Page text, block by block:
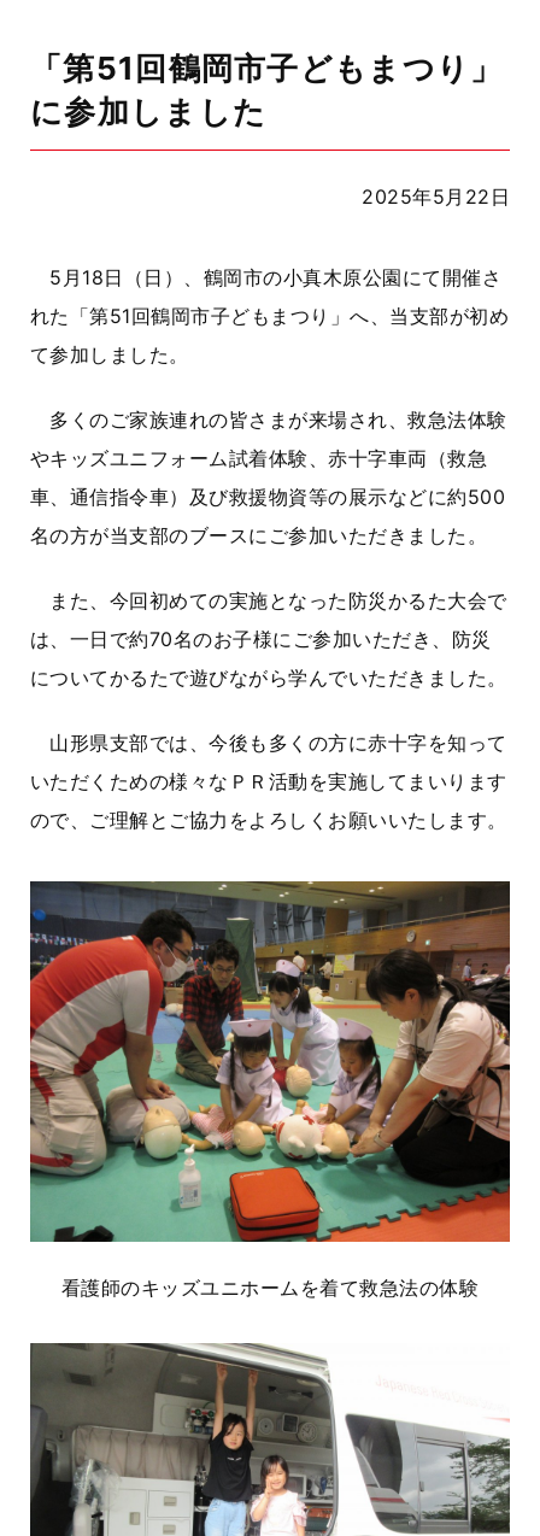
「第51回鶴岡市子どもまつり」
に参加しました
2025年5月22日
5月18日（日）、鶴岡市の小真木原公園にて開催さ
れた「第51回鶴岡市子どもまつり」へ、当支部が初め
て参加しました。
多くのご家族連れの皆さまが来場され、救急法体験
やキッズユニフォーム試着体験、赤十字車両（救急
車、通信指令車）及び救援物資等の展示などに約500
名の方が当支部のブースにご参加いただきました。
また、今回初めての実施となった防災かるた大会で
は、一日で約70名のお子様にご参加いただき、防災
についてかるたで遊びながら学んでいただきました。
山形県支部では、今後も多くの方に赤十字を知って
いただくための様々なＰＲ活動を実施してまいります
ので、ご理解とご協力をよろしくお願いいたします。
看護師のキッズユニホームを着て救急法の体験